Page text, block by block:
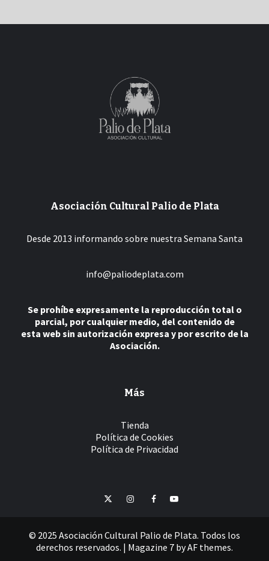
Asociación Cultural Palio de Plata
Desde 2013 informando sobre nuestra Semana Santa
info@paliodeplata.com
Se prohíbe expresamente la reproducción total o
parcial, por cualquier medio, del contenido de
esta web sin autorización expresa y por escrito de la
Asociación.
Más
Tienda
Política de Cookies
Política de Privacidad
TwitterInstagramFacebookYouTube
© 2025 Asociación Cultural Palio de Plata. Todos los
derechos reservados. | Magazine 7 by AF themes.